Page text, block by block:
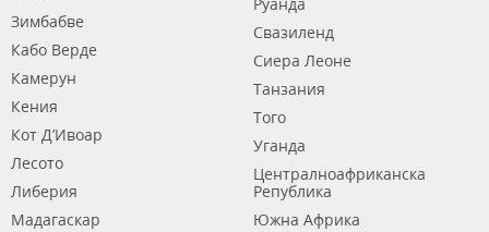
Зимбабве
Кабо Верде
Камерун
Кения
Кот Д’Ивоар
Лесото
Либерия
Мадагаскар
Руанда
Свазиленд
Сиера Леоне
Танзания
Того
Уганда
Централноафриканска
Република
Южна Африка